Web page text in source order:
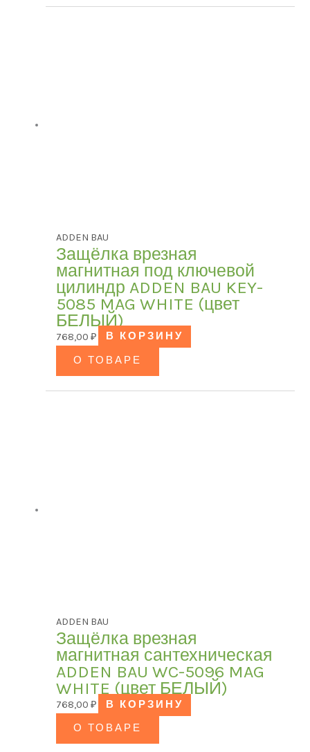
ADDEN BAU
Защёлка врезная
магнитная под ключевой
цилиндр ADDEN BAU KEY-
5085 MAG WHITE (цвет
БЕЛЫЙ)
768,00 ₽
В КОРЗИНУ
О ТОВАРЕ
ADDEN BAU
Защёлка врезная
магнитная сантехническая
ADDEN BAU WC-5096 MAG
WHITE (цвет БЕЛЫЙ)
768,00 ₽
В КОРЗИНУ
О ТОВАРЕ